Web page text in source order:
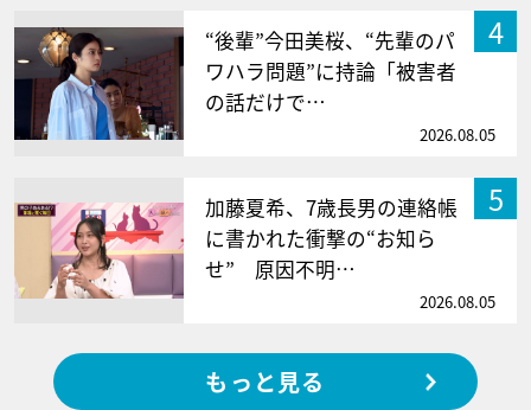
4
“後輩”今田美桜、“先輩のパ
ワハラ問題”に持論「被害者
の話だけで…
2026.08.05
5
加藤夏希、7歳長男の連絡帳
に書かれた衝撃の“お知ら
せ” 原因不明…
2026.08.05
もっと見る